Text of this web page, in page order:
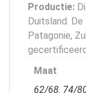
Productie:
Duitsland.
Patagonie,
Maat
62/68, 74/